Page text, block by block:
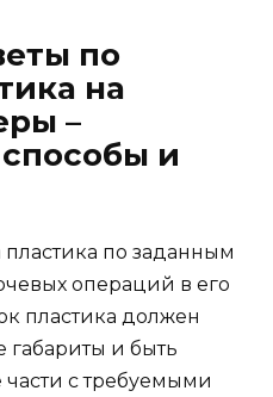
по
на
–
и
по заданным
операций в его
пластика должен
габариты и быть
с требуемыми